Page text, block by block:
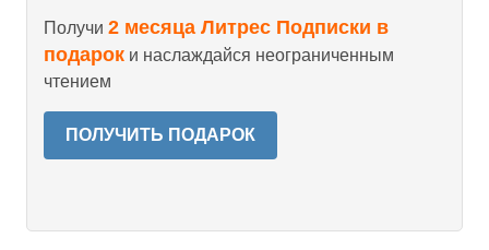
Получи 2 месяца Литрес Подписки в
подарок и наслаждайся неограниченным
чтением
ПОЛУЧИТЬ ПОДАРОК